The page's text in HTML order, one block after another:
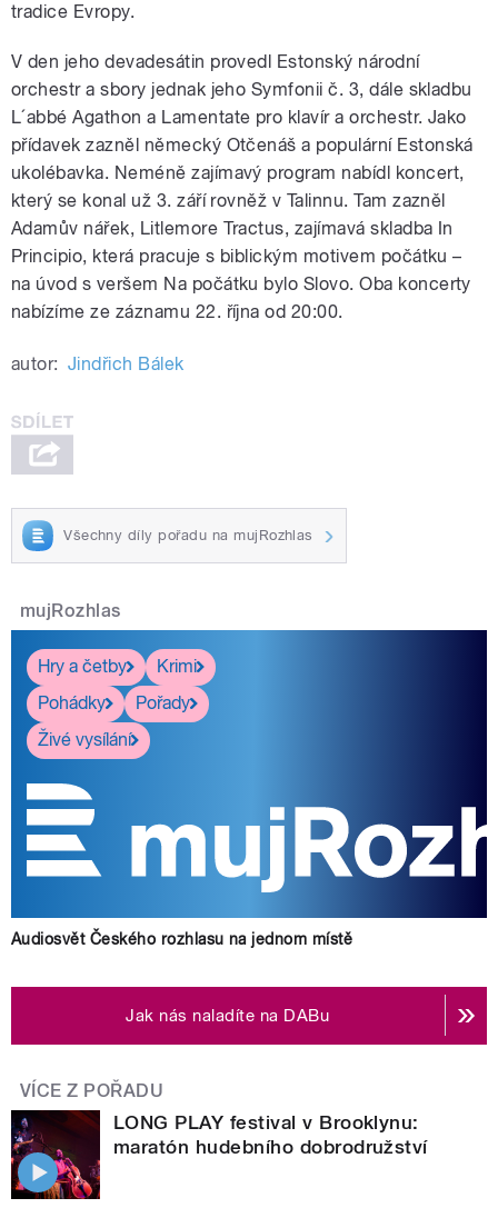
tradice Evropy.
V den jeho devadesátin provedl Estonský národní
orchestr a sbory jednak jeho Symfonii č. 3, dále skladbu
L´abbé Agathon a Lamentate pro klavír a orchestr. Jako
přídavek zazněl německý Otčenáš a populární Estonská
ukolébavka. Neméně zajímavý program nabídl koncert,
který se konal už 3. září rovněž v Talinnu. Tam zazněl
Adamův nářek, Litlemore Tractus, zajímavá skladba In
Principio, která pracuje s biblickým motivem počátku –
na úvod s veršem Na počátku bylo Slovo. Oba koncerty
nabízíme ze záznamu 22. října od 20:00.
autor: Jindřich Bálek
Všechny díly pořadu na mujRozhlas
mujRozhlas
Hry a četby
Krimi
Pohádky
Pořady
Živé vysílání
Audiosvět Českého rozhlasu na jednom místě
Jak nás naladíte na DABu
VÍCE Z POŘADU
LONG PLAY festival v Brooklynu:
maratón hudebního dobrodružství